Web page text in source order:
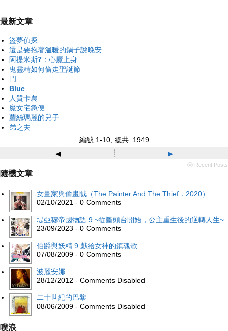
最新文章
盜夢偵探
還是要抱著溫暖的鍋子說晚安
阿提米斯7：心魔上身
鬼靈精如何偷走聖誕節
門
Blue
人質卡農
魔女宅急便
蘿絲瑪麗的兒子
弟之夫
編號 1-10, 總共: 1949
◂ ▸
ⓦ Recent Posts
隨機文章
女畫家與偷畫賊（The Painter And The Thief．2020）
02/10/2021 - 0 Comments
堤亞穆帝國物語 9 ~從斷頭台開始，公主重生後的逆轉人生~
23/09/2023 - 0 Comments
伯爵與妖精 9 獻給女神的鎮魂歌
07/08/2009 - 0 Comments
波麗安娜
28/12/2012 - Comments Disabled
二十世紀的巴黎
08/06/2009 - Comments Disabled
噗浪